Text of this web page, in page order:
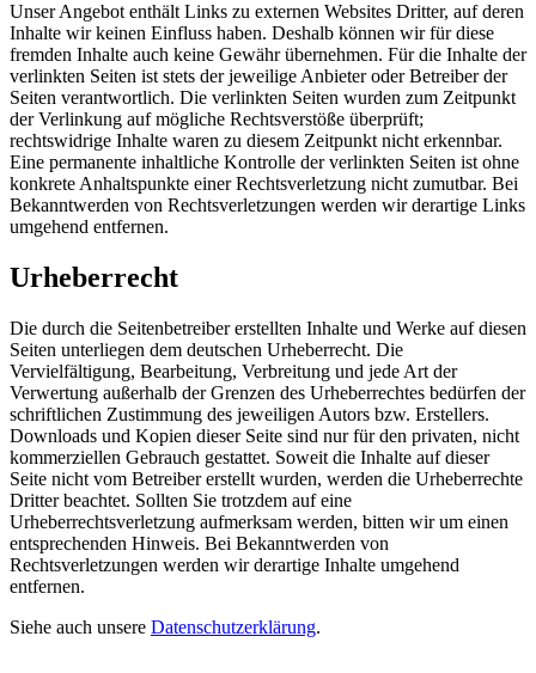
Unser Angebot enthält Links zu externen Websites Dritter, auf deren
Inhalte wir keinen Einfluss haben. Deshalb können wir für diese
fremden Inhalte auch keine Gewähr übernehmen. Für die Inhalte der
verlinkten Seiten ist stets der jeweilige Anbieter oder Betreiber der
Seiten verantwortlich. Die verlinkten Seiten wurden zum Zeitpunkt
der Verlinkung auf mögliche Rechtsverstöße überprüft;
rechtswidrige Inhalte waren zu diesem Zeitpunkt nicht erkennbar.
Eine permanente inhaltliche Kontrolle der verlinkten Seiten ist ohne
konkrete Anhaltspunkte einer Rechtsverletzung nicht zumutbar. Bei
Bekanntwerden von Rechtsverletzungen werden wir derartige Links
umgehend entfernen.
Urheberrecht
Die durch die Seitenbetreiber erstellten Inhalte und Werke auf diesen
Seiten unterliegen dem deutschen Urheberrecht. Die
Vervielfältigung, Bearbeitung, Verbreitung und jede Art der
Verwertung außerhalb der Grenzen des Urheberrechtes bedürfen der
schriftlichen Zustimmung des jeweiligen Autors bzw. Erstellers.
Downloads und Kopien dieser Seite sind nur für den privaten, nicht
kommerziellen Gebrauch gestattet. Soweit die Inhalte auf dieser
Seite nicht vom Betreiber erstellt wurden, werden die Urheberrechte
Dritter beachtet. Sollten Sie trotzdem auf eine
Urheberrechtsverletzung aufmerksam werden, bitten wir um einen
entsprechenden Hinweis. Bei Bekanntwerden von
Rechtsverletzungen werden wir derartige Inhalte umgehend
entfernen.
Siehe auch unsere Datenschutzerklärung.